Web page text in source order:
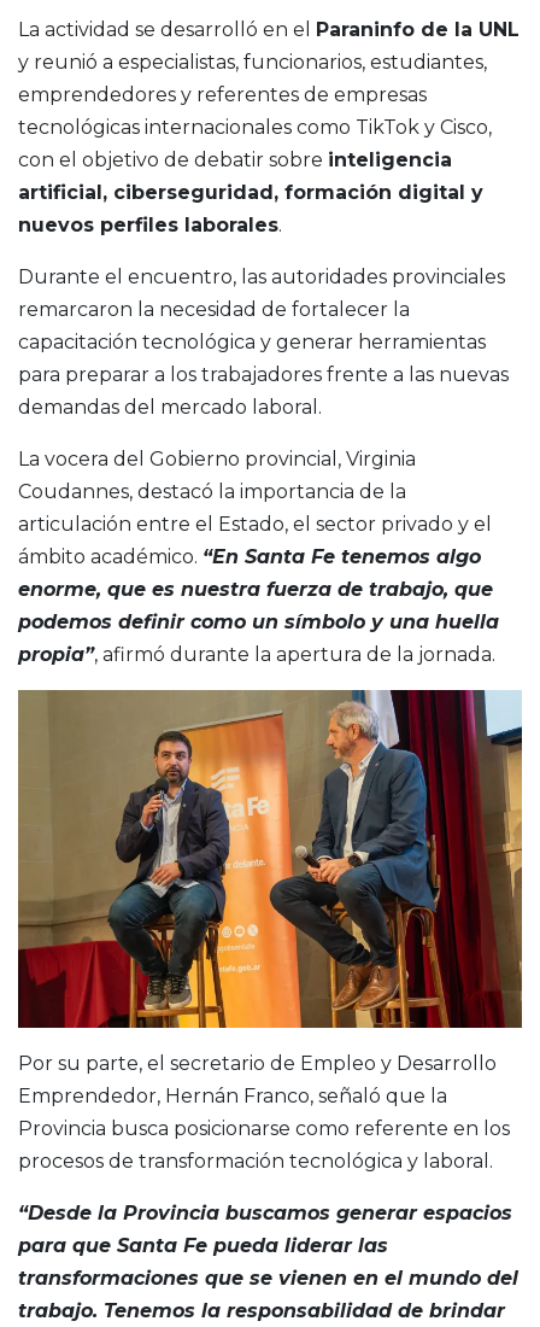
La actividad se desarrolló en el
Paraninfo de la UNL
y reunió a especialistas, funcionarios, estudiantes,
emprendedores y referentes de empresas
tecnológicas internacionales como TikTok y Cisco,
con el objetivo de debatir sobre inteligencia
artificial, ciberseguridad, formación digital y
nuevos perfiles laborales.
Durante el encuentro, las autoridades provinciales
remarcaron la necesidad de fortalecer la
capacitación tecnológica y generar herramientas
para preparar a los trabajadores frente a las nuevas
demandas del mercado laboral.
La vocera del Gobierno provincial, Virginia
Coudannes, destacó la importancia de la
articulación entre el Estado, el sector privado y el
ámbito académico. “En Santa Fe tenemos algo
enorme, que es nuestra fuerza de trabajo, que
podemos definir como un símbolo y una huella
propia”, afirmó durante la apertura de la jornada.
Por su parte, el secretario de Empleo y Desarrollo
Emprendedor, Hernán Franco, señaló que la
Provincia busca posicionarse como referente en los
procesos de transformación tecnológica y laboral.
“Desde la Provincia buscamos generar espacios
para que Santa Fe pueda liderar las
transformaciones que se vienen en el mundo del
trabajo. Tenemos la responsabilidad de brindar